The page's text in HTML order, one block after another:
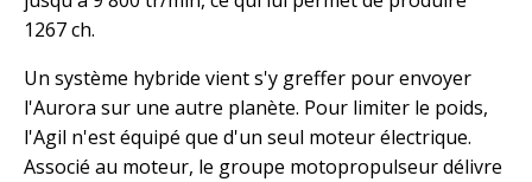
1267 ch.
Un système hybride vient s'y greffer pour envoyer
l'Aurora sur une autre planète. Pour limiter le poids,
l'Agil n'est équipé que d'un seul moteur électrique.
Associé au moteur, le groupe motopropulseur délivre